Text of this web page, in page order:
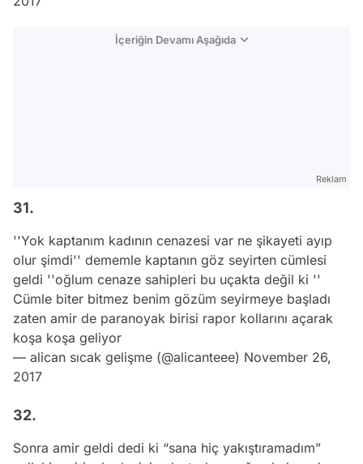
İçeriğin Devamı Aşağıda
Reklam
31.
''Yok kaptanım kadının cenazesi var ne şikayeti ayıp
olur şimdi'' dememle kaptanın göz seyirten cümlesi
geldi ''oğlum cenaze sahipleri bu uçakta değil ki ''
Cümle biter bitmez benim gözüm seyirmeye başladı
zaten amir de paranoyak birisi rapor kollarını açarak
koşa koşa geliyor
— alican sıcak gelişme (@alicanteee) November 26,
2017
32.
Sonra amir geldi dedi ki “sana hiç yakıştıramadım”